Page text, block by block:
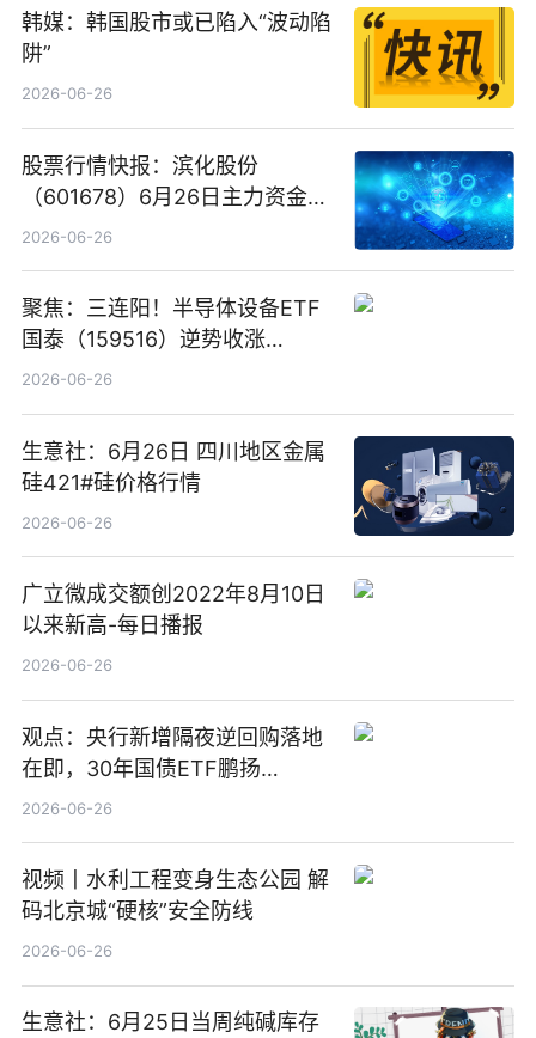
韩媒：韩国股市或已陷入“波动陷
阱”
2026-06-26
股票行情快报：滨化股份
（601678）6月26日主力资金净
卖出5964.34万元
2026-06-26
聚焦：三连阳！半导体设备ETF
国泰（159516）逆势收涨
3.5%，近10日累计净流入超65
2026-06-26
生意社：6月26日 四川地区金属
硅421#硅价格行情
2026-06-26
广立微成交额创2022年8月10日
以来新高-每日播报
2026-06-26
观点：央行新增隔夜逆回购落地
在即，30年国债ETF鹏扬
(511090) 盘中小幅上涨
2026-06-26
视频丨水利工程变身生态公园 解
码北京城“硬核”安全防线
2026-06-26
生意社：6月25日当周纯碱库存